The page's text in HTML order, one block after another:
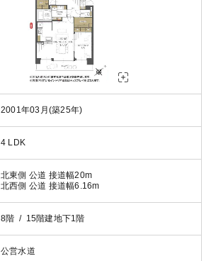
2001年03月(築25年)
4 LDK
北東側 公道 接道幅20m
北西側 公道 接道幅6.16m
8階 / 15階建地下1階
公営水道